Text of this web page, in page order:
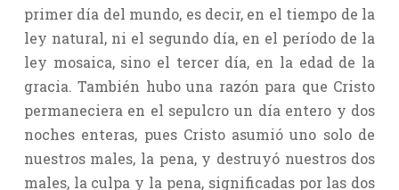
primer día del mundo, es decir, en el tiempo de la
ley natural, ni el segundo día, en el período de la
ley mosaica, sino el tercer día, en la edad de la
gracia. También hubo una razón para que Cristo
permaneciera en el sepulcro un día entero y dos
noches enteras, pues Cristo asumió uno solo de
nuestros males, la pena, y destruyó nuestros dos
males, la culpa y la pena, significadas por las dos